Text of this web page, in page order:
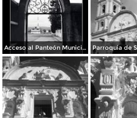
Acceso al Panteón Municipal